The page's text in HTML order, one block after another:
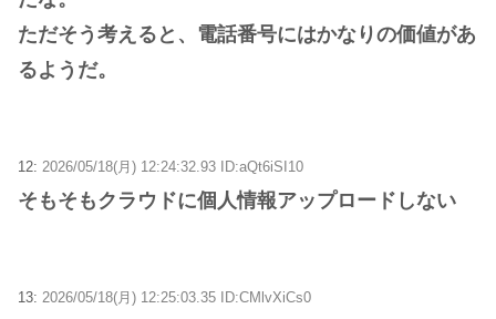
ただそう考えると、電話番号にはかなりの価値があ
るようだ。
12: 2026/05/18(月) 12:24:32.93 ID:aQt6iSI10
そもそもクラウドに個人情報アップロードしない
13: 2026/05/18(月) 12:25:03.35 ID:CMlvXiCs0